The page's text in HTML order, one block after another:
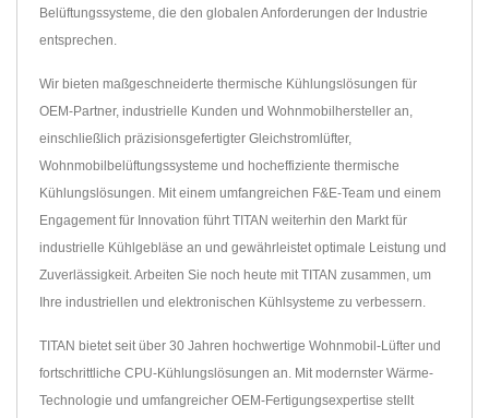
Belüftungssysteme, die den globalen Anforderungen der Industrie
entsprechen.
Wir bieten maßgeschneiderte thermische Kühlungslösungen für
OEM-Partner, industrielle Kunden und Wohnmobilhersteller an,
einschließlich präzisionsgefertigter Gleichstromlüfter,
Wohnmobilbelüftungssysteme und hocheffiziente thermische
Kühlungslösungen. Mit einem umfangreichen F&E-Team und einem
Engagement für Innovation führt TITAN weiterhin den Markt für
industrielle Kühlgebläse an und gewährleistet optimale Leistung und
Zuverlässigkeit. Arbeiten Sie noch heute mit TITAN zusammen, um
Ihre industriellen und elektronischen Kühlsysteme zu verbessern.
TITAN bietet seit über 30 Jahren hochwertige Wohnmobil-Lüfter und
fortschrittliche CPU-Kühlungslösungen an. Mit modernster Wärme-
Technologie und umfangreicher OEM-Fertigungsexpertise stellt